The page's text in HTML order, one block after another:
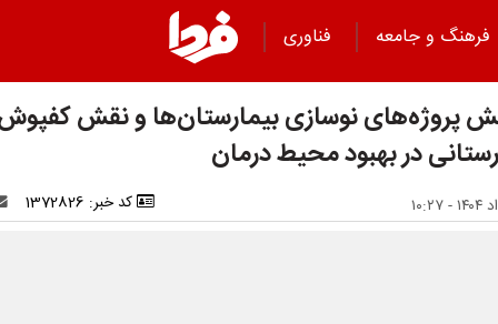
فرهنگ و جامعه
فناوری
پروژه‌های نوسازی بیمارستان‌ها و نقش
در بهبود محیط درمان
کد خبر: 1372826